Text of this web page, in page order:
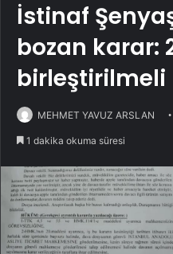
İstinaf
bozan karar:
birleştirilmeli
MEHMET YAVUZ ARSLAN
1 dakika okuma süresi